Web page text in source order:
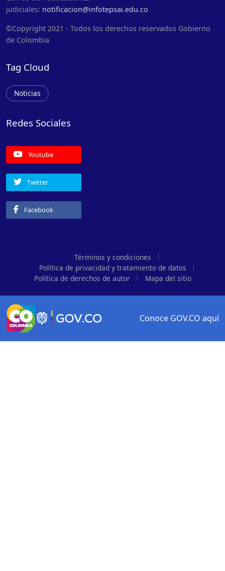
judiciales: notificacion@infotepsai.edu.co
©Copyright 2021 - Todos los derechos reservados Gobierno
de Colombia
Tag Cloud
Noticias
Redes Sociales
Youtube
Twitter
Facebook
Términos y condiciones
Política de privacidad y tratamiento de datos
Política de derechos de autor
Mapa del sitio
Logo marca Colombia
Conoce GOV.CO aquí